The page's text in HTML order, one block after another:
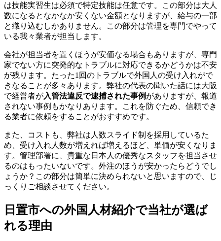
は技能実習生は必須で特定技能は任意です。この部分は大人
数になるとなかなか安くない金額となりますが、給与の一部
と織り込むしかありません。この部分は管理を専門でやって
いる我々業者が担当します。
会社が担当者を置くほうが安価なる場合もありますが、専門
家でない方に突発的なトラブルに対応できるかどうかは不安
が残ります。たった1回のトラブルで外国人の受け入れがで
きなることが多々あります。弊社の代表の聞いた話には大阪
で経営者が入管法違反で逮捕された事例 がありますが、報道
されない事例もかなりあります。これを防ぐため、信頼でき
る業者に依頼をすることがおすすめです。
また、コストも、弊社は人数スライド制を採用しているた
め、受け入れ人数が増えれば増えるほど、単価が安くなりま
す。管理部署に、貴重な日本人の優秀なスタッフを担当させ
るのはもったいないです。外注のほうが安かったらどうでし
ょうか？この部分は簡単に決められないと思いますので、じ
っくりご相談させてください。
日置市への外国人材紹介で当社が選ば
れる理由